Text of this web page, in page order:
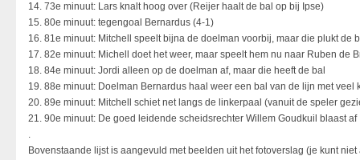
73e minuut: Lars knalt hoog over (Reijer haalt de bal op bij Ipse)
80e minuut: tegengoal Bernardus (4-1)
81e minuut: Mitchell speelt bijna de doelman voorbij, maar die plukt de
82e minuut: Michell doet het weer, maar speelt hem nu naar Ruben de
84e minuut: Jordi alleen op de doelman af, maar die heeft de bal
88e minuut: Doelman Bernardus haal weer een bal van de lijn met veel
89e minuut: Mitchell schiet net langs de linkerpaal (vanuit de speler
90e minuut: De goed leidende scheidsrechter Willem Goudkuil blaast af
.
Bovenstaande lijst is aangevuld met beelden uit het fotoverslag (je kunt